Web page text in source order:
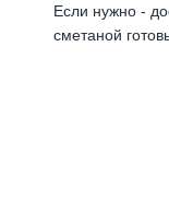
Если нужно -
сметаной